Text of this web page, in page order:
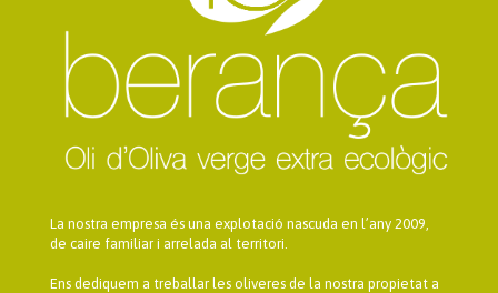
La nostra empresa és una explotació nascuda en l’any 2009,
de caire familiar i arrelada al territori.
Ens dediquem a treballar les oliveres de la nostra propietat a